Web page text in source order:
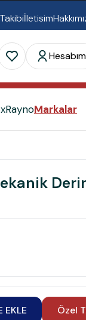
İletisim
Hesabım
RaynoMarkalar
EKLE Özel